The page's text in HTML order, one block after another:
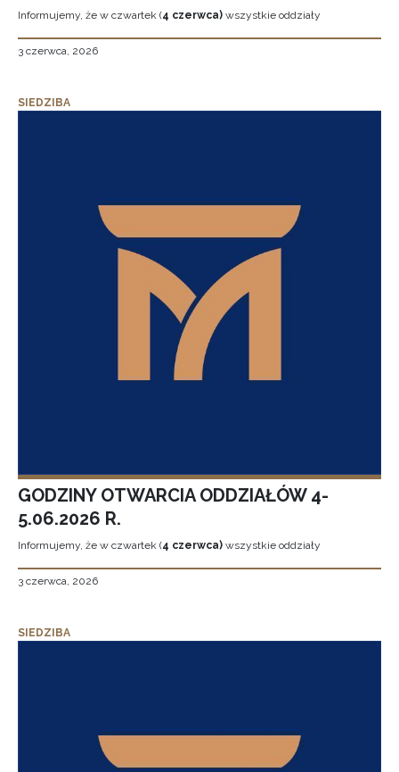
Informujemy, że w czwartek (4 czerwca) wszystkie oddziały
3 czerwca, 2026
SIEDZIBA
GODZINY OTWARCIA ODDZIAŁÓW 4-
5.06.2026 R.
Informujemy, że w czwartek (4 czerwca) wszystkie oddziały
3 czerwca, 2026
SIEDZIBA